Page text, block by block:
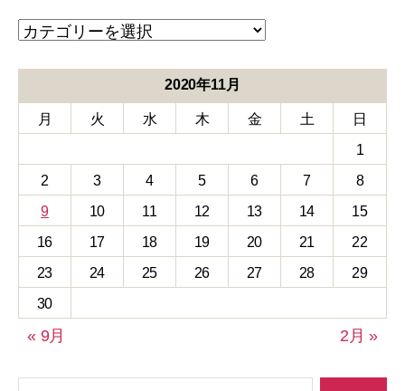
点
滴・
療
療
（血
液
レ
ジ
2020年11月
月 火 水 木 金 土
日
1
2
3 4 5 6 7
8
9
10 11 12 13 14
15
16
17 18 19 20 21
22
23
24 25 26 27 28
29
30
« 9月 2月 »